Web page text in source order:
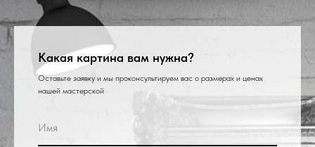
Какая картина вам нужна?
Оставьте заявку и мы проконсультируем вас о размерах и ценах
нашей мастерской